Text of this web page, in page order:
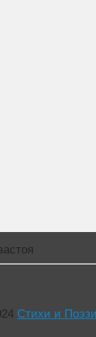
Стихи и